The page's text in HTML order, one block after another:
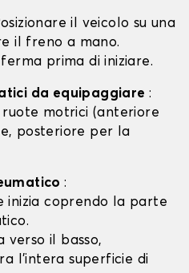
il veicolo su una
il freno a mano.
prima di iniziare.
da equipaggiare :
motrici (anteriore
posteriore per la
:
inizia coprendo la parte
verso il basso,
l'intera superficie di